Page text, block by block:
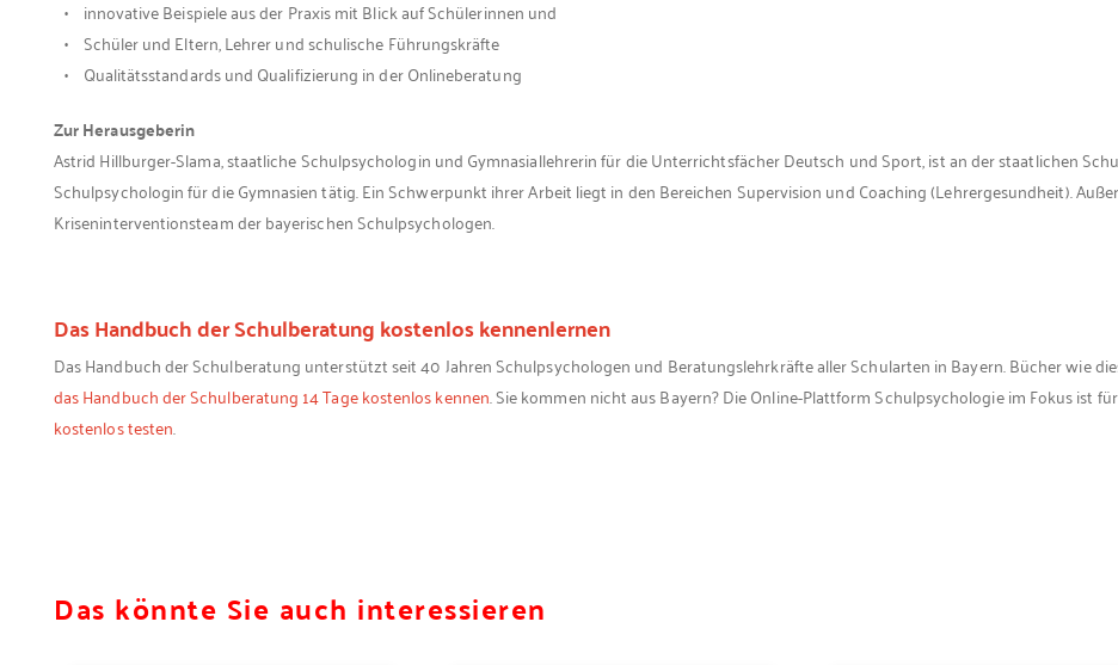
• innovative Beispiele aus der Praxis mit Blick auf Schülerinnen und
• Schüler und Eltern, Lehrer und schulische Führungskräfte
• Qualitätsstandards und Qualifizierung in der Onlineberatung
Zur Herausgeberin
Astrid Hillburger-Slama, staatliche Schulpsychologin und Gymnasiallehrerin für die Unterrichtsfächer Deutsch und Sport, ist an der staatlichen
Schulpsychologin für die Gymnasien tätig. Ein Schwerpunkt ihrer Arbeit liegt in den Bereichen Supervision und Coaching (Lehrergesundheit).
Kriseninterventionsteam der bayerischen Schulpsychologen.
Das Handbuch der Schulberatung kostenlos kennenlernen
Das Handbuch der Schulberatung unterstützt seit 40 Jahren Schulpsychologen und Beratungslehrkräfte aller Schularten in Bayern. Bücher wie
das Handbuch der Schulberatung 14 Tage kostenlos kennen. Sie kommen nicht aus Bayern? Die Online-Plattform Schulpsychologie im Fokus ist
kostenlos testen.
Das könnte Sie auch interessieren